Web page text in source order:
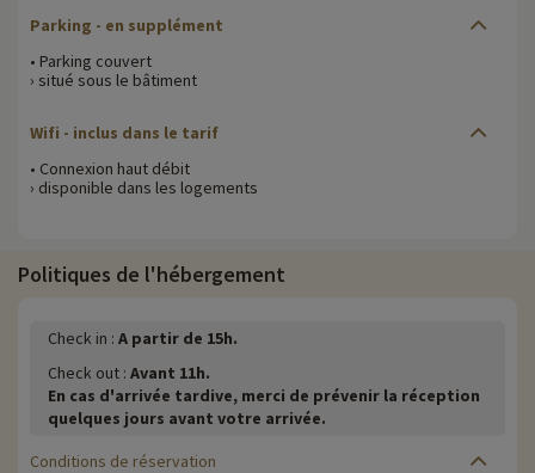
Parking - en supplément
• Parking couvert
› situé sous le bâtiment
Wifi - inclus dans le tarif
• Connexion haut débit
› disponible dans les logements
Politiques de l'hébergement
Check in : A partir de 15h.
Check out : Avant 11h.
En cas d'arrivée tardive, merci de prévenir la réception
quelques jours avant votre arrivée.
Conditions de réservation